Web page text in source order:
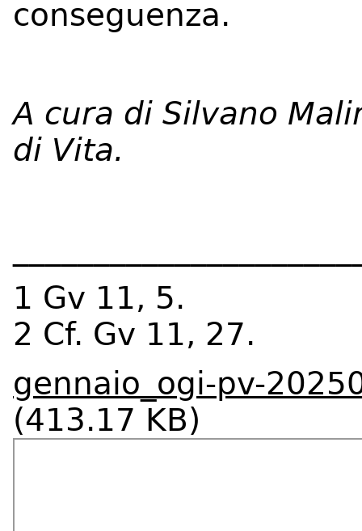
conseguenza.
A cura di Silvano
di Vita.
1 Gv 11, 5.
2 Cf. Gv 11, 27.
gennaio_ogi-pv-
(413.17 KB)